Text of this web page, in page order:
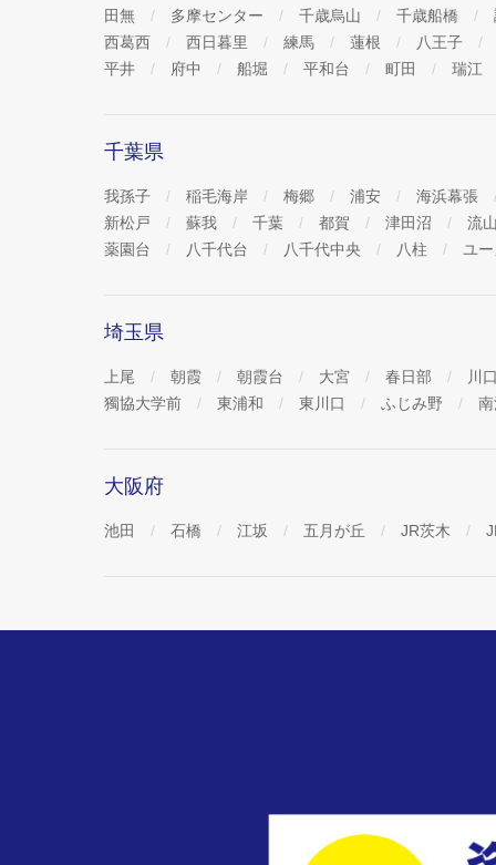
田無
多摩センター 千歳烏山 千歳船橋
西葛西
西日暮里 練馬 蓮根
八王子
平井
府中 船堀 平和台 町田 瑞江
千葉県
我孫子 稲毛海岸 梅郷 浦安
海浜幕張
新松戸
蘇我 千葉 都賀 津田沼
流
薬園台
八千代台 八千代中央 八柱 ユ
埼玉県
上尾 朝霞 朝霞台 大宮 春日部
川
獨協大学前
東浦和 東川口 ふじみ野
大阪府
池田 石橋 江坂 五月が丘 JR茨木